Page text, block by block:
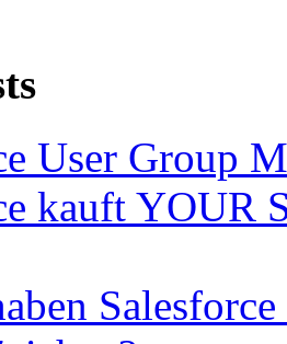
User Group
kauft YOUR